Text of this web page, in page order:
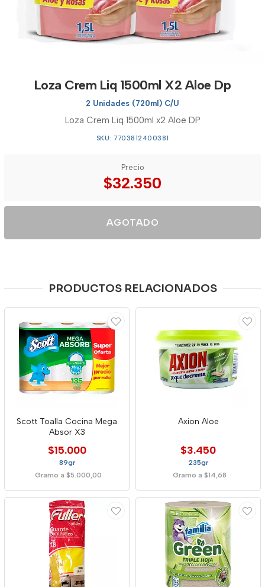
Loza Crem Liq 1500ml X2 Aloe Dp
2 Unidades (720ml) C/U
Loza Crem Liq 1500ml x2 Aloe DP
SKU: 7703812400381
Precio
$32.350
AGOTADO
PRODUCTOS RELACIONADOS
Scott Toalla Cocina Mega
Absor X3
$15.000
89gr
Gramo a $5.000,00
Axion Aloe
$3.450
235gr
Gramo a $14,68